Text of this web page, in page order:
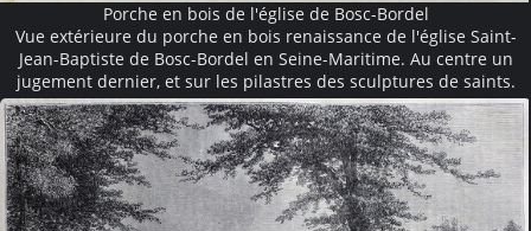
Porche en bois de l'église de Bosc-Bordel
Vue extérieure du porche en bois renaissance de l'église Saint-
Jean-Baptiste de Bosc-Bordel en Seine-Maritime. Au centre un
jugement dernier, et sur les pilastres des sculptures de saints.